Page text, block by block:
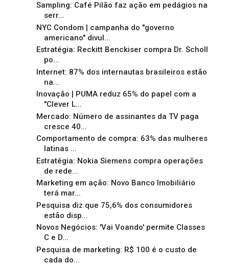
Sampling: Café Pilão faz ação em pedágios na
serr...
NYC Condom | campanha do "governo
americano" divul...
Estratégia: Reckitt Benckiser compra Dr. Scholl
po...
Internet: 87% dos internautas brasileiros estão
na...
Inovação | PUMA reduz 65% do papel com a
"Clever L...
Mercado: Número de assinantes da TV paga
cresce 40...
Comportamento de compra: 63% das mulheres
latinas ...
Estratégia: Nokia Siemens compra operações
de rede...
Marketing em ação: Novo Banco Imobiliário
terá mar...
Pesquisa diz que 75,6% dos consumidores
estão disp...
Novos Negócios: 'Vai Voando' permite Classes
C e D...
Pesquisa de marketing: R$ 100 é o custo de
cada do...